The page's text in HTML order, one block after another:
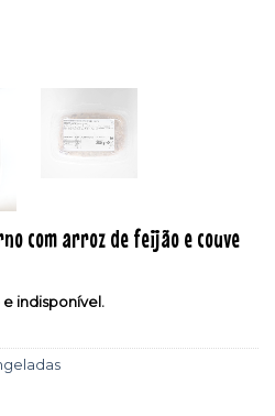
com arroz de feijão e couve
indisponível.